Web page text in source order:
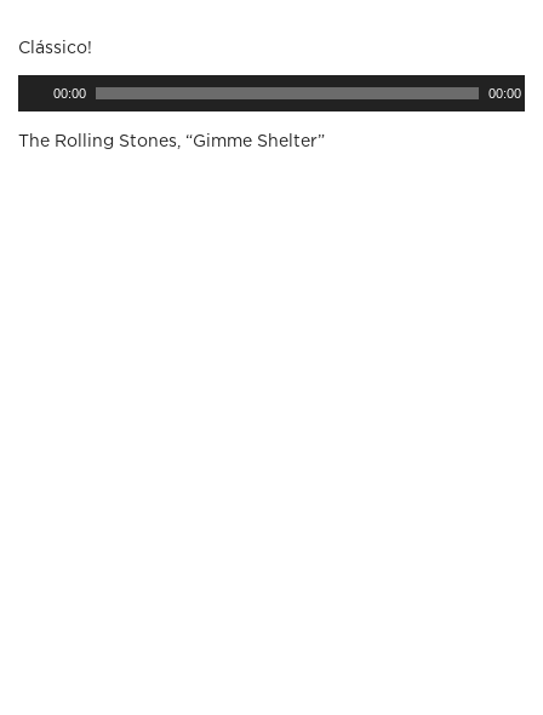
Clássico!
Reprodutor
de
áudio
00:00 00:00
The Rolling Stones, “Gimme Shelter”